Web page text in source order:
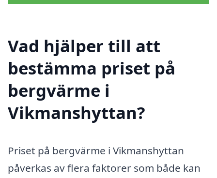
Vad hjälper till att
bestämma priset på
bergvärme i
Vikmanshyttan?
Priset på bergvärme i Vikmanshyttan
påverkas av flera faktorer som både kan